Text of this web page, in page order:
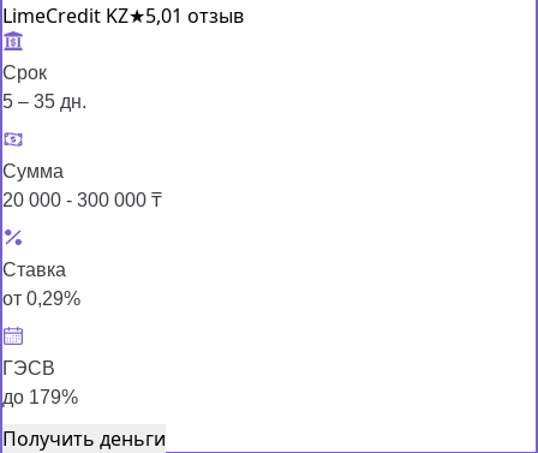
LimeCredit KZ★5,01 отзыв
Срок
5 – 35 дн.
Сумма
20 000 - 300 000 ₸
Ставка
от 0,29%
ГЭСВ
до 179%
Получить деньги